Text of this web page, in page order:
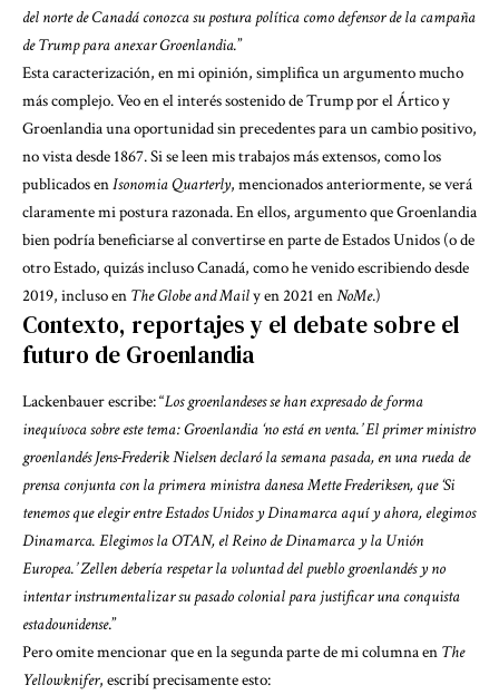
del norte de Canadá conozca su postura política como defensor de la campaña
de Trump para anexar Groenlandia.”
Esta caracterización, en mi opinión, simplifica un argumento mucho
más complejo. Veo en el interés sostenido de Trump por el Ártico y
Groenlandia una oportunidad sin precedentes para un cambio positivo,
no vista desde 1867. Si se leen mis trabajos más extensos, como los
publicados enIsonomia Quarterly, mencionados anteriormente, se verá
claramente mi postura razonada. En ellos, argumento que Groenlandia
bien podría beneficiarse al convertirse en parte de Estados Unidos (o de
otro Estado, quizás incluso Canadá, como he venido escribiendo desde
2019, incluso en The Globe and Maily en 2021 enNoMe.)
Contexto, reportajes y el debate sobre el
futuro de Groenlandia
Lackenbauer escribe: “Los groenlandeses se han expresado de forma
inequívoca sobre este tema: Groenlandia ‘no está en venta.’ El primer ministro
groenlandés Jens-Frederik Nielsen declaró la semana pasada, en una rueda de
prensa conjunta con la primera ministra danesa Mette Frederiksen, que ‘Si
tenemos que elegir entre Estados Unidos y Dinamarca aquí y ahora, elegimos
Dinamarca. Elegimos la OTAN, el Reino de Dinamarca y la Unión
Europea.’ Zellen debería respetar la voluntad del pueblo groenlandés y no
intentar instrumentalizar su pasado colonial para justificar una conquista
estadounidense.”
Pero omite mencionar que en la segunda parte de mi columna en The
Yellowknifer, escribí precisamente esto: